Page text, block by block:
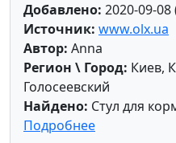
Добавлено: 2020-09-08
Источник: www.olx.ua
Автор: Anna
Регион \ Город: Киев,
Голосеевский
Найдено: Стул для
Подробнее